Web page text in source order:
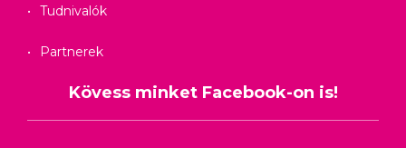
Tudnivalók
Partnerek
Kövess minket Facebook-on is!